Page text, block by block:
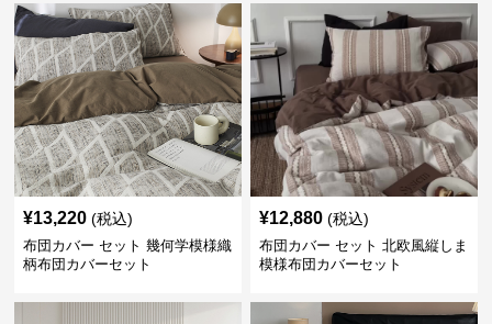
¥13,220 (税込)
布団カバー セット 幾何学模様織
柄布団カバーセット
¥12,880 (税込)
布団カバー セット 北欧風縦しま
模様布団カバーセット